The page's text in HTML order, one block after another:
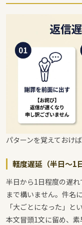
パターンを覚えておけ
軽度遅延（半日〜1
半日から1日程度の遅
まで構いません。件名
「大ごとになった」
本文冒頭1文に留め、